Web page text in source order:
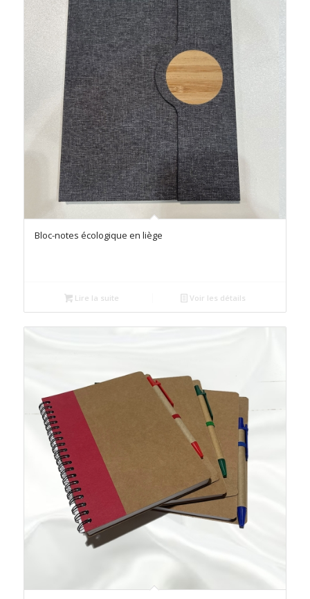
Bloc-notes écologique en liège
Lire la suite Voir les détails